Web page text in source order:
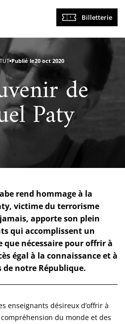
Navigation
principale
Billetterie
Publié le20 oct 2020
de
Paty
rend hommage à la
victime du terrorisme
apporte son plein
qui accomplissent un
nécessaire pour offrir à
égal à la connaissance et à
notre République.
enseignants désireux d’offrir à
du monde et des